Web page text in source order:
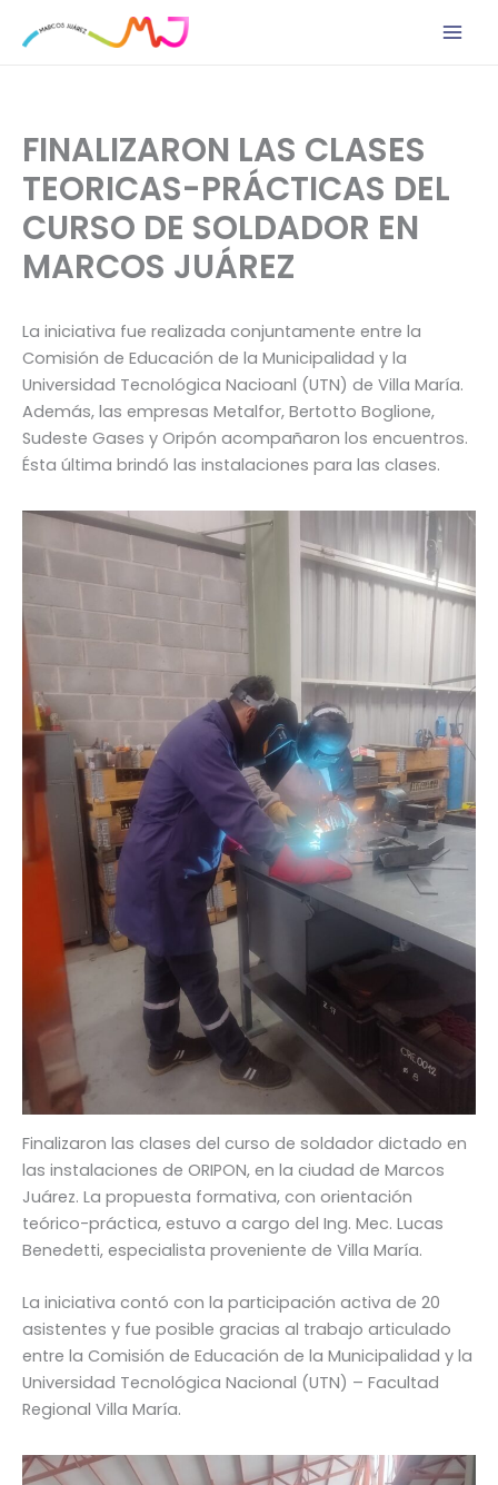
FINALIZARON LAS CLASES
TEORICAS-PRÁCTICAS DEL
CURSO DE SOLDADOR EN
MARCOS JUÁREZ
La iniciativa fue realizada conjuntamente entre la
Comisión de Educación de la Municipalidad y la
Universidad Tecnológica Nacioanl (UTN) de Villa María.
Además, las empresas Metalfor, Bertotto Boglione,
Sudeste Gases y Oripón acompañaron los encuentros.
Ésta última brindó las instalaciones para las clases.
Finalizaron las clases del curso de soldador dictado en
las instalaciones de ORIPON, en la ciudad de Marcos
Juárez. La propuesta formativa, con orientación
teórico-práctica, estuvo a cargo del Ing. Mec. Lucas
Benedetti, especialista proveniente de Villa María.
La iniciativa contó con la participación activa de 20
asistentes y fue posible gracias al trabajo articulado
entre la Comisión de Educación de la Municipalidad y la
Universidad Tecnológica Nacional (UTN) – Facultad
Regional Villa María.